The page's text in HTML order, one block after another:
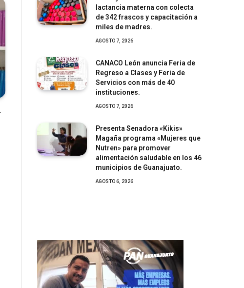
lactancia materna con colecta
de 342 frascos y capacitación a
miles de madres.
AGOSTO 7, 2026
CANACO León anuncia Feria de
Regreso a Clases y Feria de
Servicios con más de 40
instituciones.
AGOSTO 7, 2026
Presenta Senadora «Kikis»
Magaña programa «Mujeres que
Nutren» para promover
alimentación saludable en los 46
municipios de Guanajuato.
AGOSTO 6, 2026